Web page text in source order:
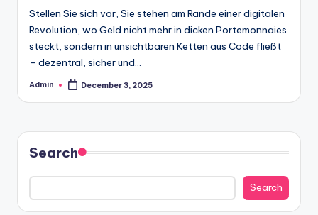
Stellen Sie sich vor, Sie stehen am Rande einer digitalen
Revolution, wo Geld nicht mehr in dicken Portemonnaies
steckt, sondern in unsichtbaren Ketten aus Code fließt
– dezentral, sicher und…
Posted
Admin December 3, 2025
Search
Search